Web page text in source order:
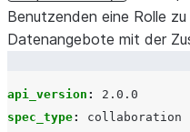
Benutzenden eine Rolle
Datenangebote mit der
api_version :
2.0.0
spec_type:
collaboration